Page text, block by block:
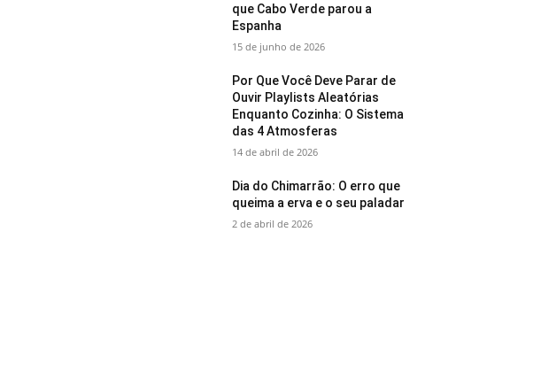
que Cabo Verde parou a
Espanha
15 de junho de 2026
Por Que Você Deve Parar de
Ouvir Playlists Aleatórias
Enquanto Cozinha: O Sistema
das 4 Atmosferas
14 de abril de 2026
Dia do Chimarrão: O erro que
queima a erva e o seu paladar
2 de abril de 2026